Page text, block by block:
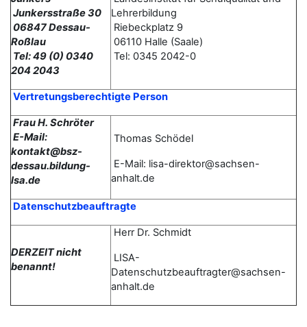
Junkersstraße 30
06847 Dessau-
Roßlau
Tel: 49 (0) 0340
204 2043
Lehrerbildung
Riebeckplatz 9
06110 Halle (Saale)
Tel: 0345 2042-0
Vertretungsberechtigte Person
Frau H. Schröter
E-Mail:
kontakt@bsz-
dessau.bildung-
lsa.de
Thomas Schödel
E-Mail: lisa-direktor@sachsen-
anhalt.de
Datenschutzbeauftragte
DERZEIT nicht
benannt!
Herr Dr. Schmidt
LISA-
Datenschutzbeauftragter@sachsen-
anhalt.de